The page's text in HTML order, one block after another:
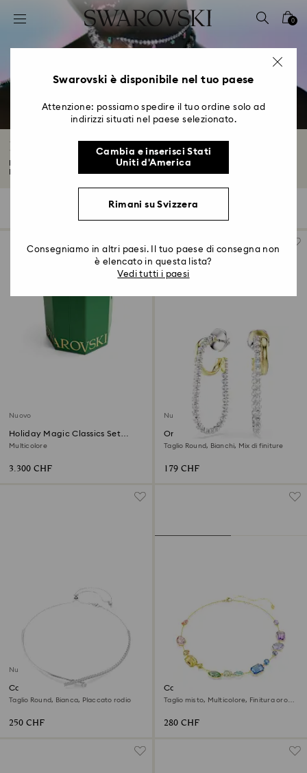
Accesskeys list
2 - Footer
4 - Search results
0
Regali per lei
Esplora la nostra collezione di regali per lei. Per San Valentino o per la
Filtri
per
Nuovo
Holiday Magic Classics Set
Decorazioni per Albero di
Multicolore
3.300 CHF
Nuovo
Orecchini Hyperbola
Taglio Round, Bianchi, Mix di finiture
179 CHF
Nuovo
Collana Matrix
Taglio Round, Bianca, Placcato rodio
250 CHF
Collana Gema
Taglio misto, Multicolore, Finitura oro
280 CHF
Swarovski è disponibile nel tuo paese
Attenzione: possiamo spedire il tuo ordine solo ad
indirizzi situati nel paese selezionato.
Cambia e inserisci Stati
Uniti d'America
Rimani su Svizzera
Consegniamo in altri paesi. Il tuo paese di consegna non
è elencato in questa lista?
Vedi tutti i paesi